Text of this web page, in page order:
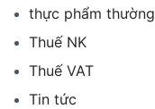
thực phẩm thường
Thuế NK
Thuế VAT
Tin tức